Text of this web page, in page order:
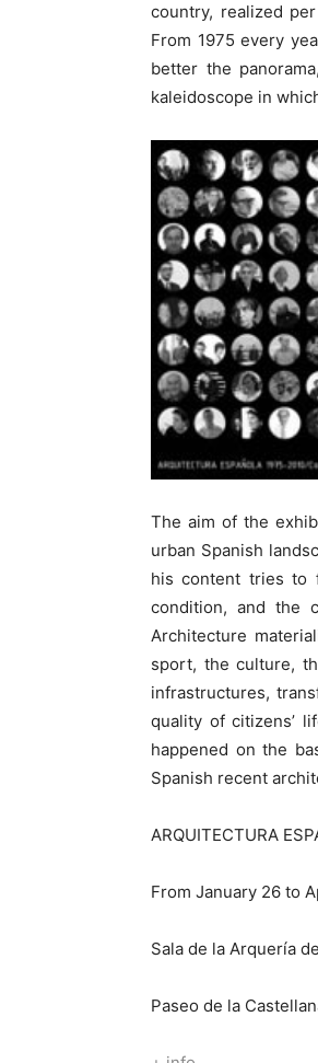
country, realized
From 1975 every
better the
kaleidoscope in
The aim of the
urban Spanish
his content tries to
condition, and the
Architecture
sport, the culture,
infrastructures,
quality of citizens’
happened on the
Spanish recent
ARQUITECTURA
From January 26 to
Sala de la Arquería
Paseo de la